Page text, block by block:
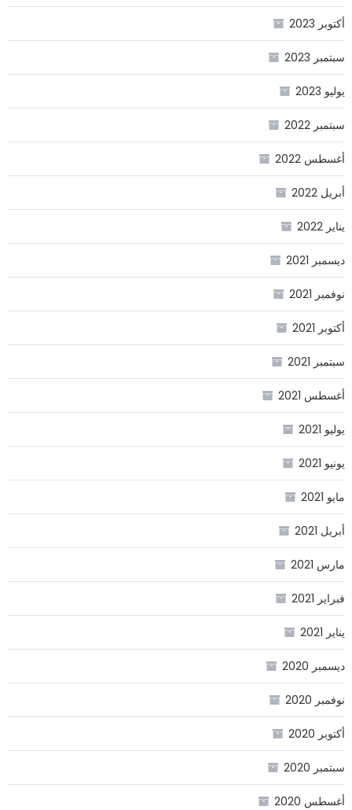
أكتوبر 2023
سبتمبر 2023
يوليو 2023
سبتمبر 2022
أغسطس 2022
أبريل 2022
يناير 2022
ديسمبر 2021
نوفمبر 2021
أكتوبر 2021
سبتمبر 2021
أغسطس 2021
يوليو 2021
يونيو 2021
مايو 2021
أبريل 2021
مارس 2021
فبراير 2021
يناير 2021
ديسمبر 2020
نوفمبر 2020
أكتوبر 2020
سبتمبر 2020
أغسطس 2020